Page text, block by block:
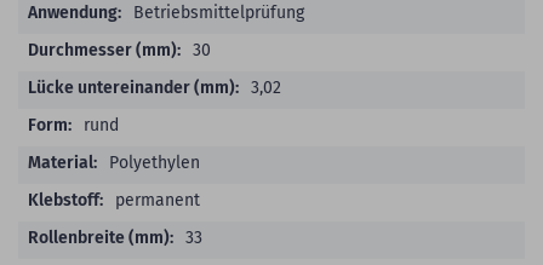
Betriebsmittelprüfung
30
3,02
rund
Polyethylen
permanent
33